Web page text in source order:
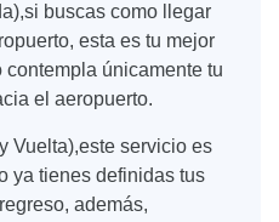
buscas como llegar
esta es tu mejor
únicamente tu
el aeropuerto.
Vuelta),este servicio es
ya tienes definidas tus
además,